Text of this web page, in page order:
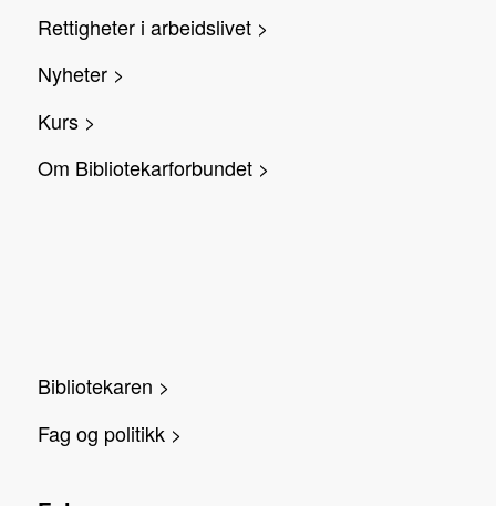
Rettigheter i arbeidslivet >
Nyheter >
Kurs >
Om Bibliotekarforbundet >
Bibliotekaren >
Fag og politikk >